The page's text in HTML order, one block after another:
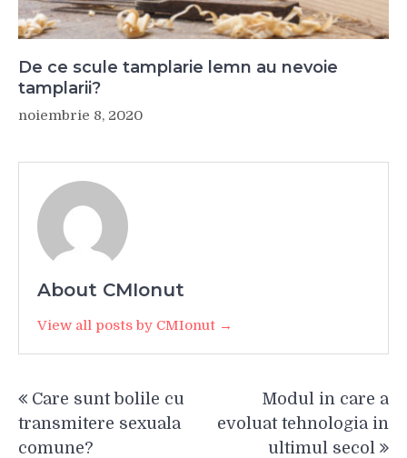
De ce scule tamplarie lemn au nevoie
tamplarii?
noiembrie 8, 2020
About CMIonut
View all posts by CMIonut →
în
articole
Care sunt bolile cu
transmitere sexuala
comune?
Modul in care a
evoluat tehnologia in
ultimul secol